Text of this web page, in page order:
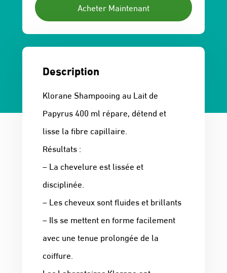
Acheter Maintenant
Description
Klorane Shampooing au Lait de
Papyrus 400 ml répare, détend et
lisse la fibre capillaire.
Résultats :
– La chevelure est lissée et
disciplinée.
– Les cheveux sont fluides et brillants
– Ils se mettent en forme facilement
avec une tenue prolongée de la
coiffure.